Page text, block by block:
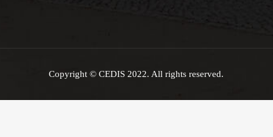
Copyright © CEDIS 2022. All rights reserved.